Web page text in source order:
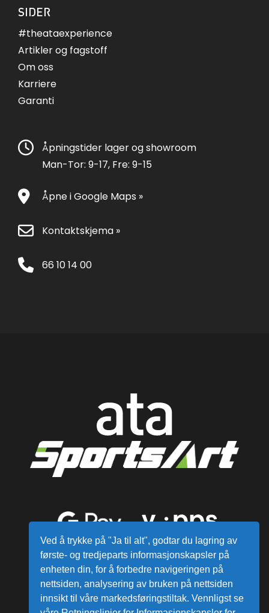
SIDER
#theataexperience
Artikler og fagstoff
Om oss
Karriere
Garanti
Åpningstider lager og showroom
Man-Tor: 9-17, Fre: 9-15
Åpne i Google Maps »
Kontaktskjema »
66 10 14 00
Ved å trykke på "Ja til alt", godtar du lagring av
første- og tredjeparts informasjonskapsler på
enheten din, for å forbedre navigeringen på
nettsiden, analysering av bruken på nettsiden
innsikt til våre markedsføringstiltak. Vennligst se